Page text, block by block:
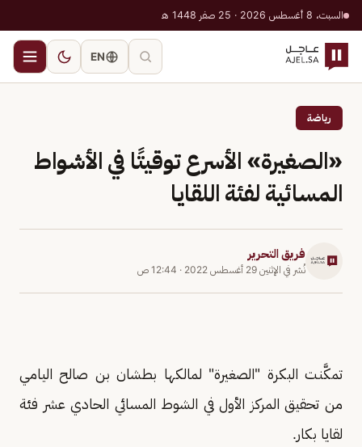
السبت، 8 أغسطس 2026 · 25 صفر 1448 هـ
EN
رياضة
«الصغيرة» الأسرع توقيتًا في الأشواط
المسائية لفئة اللقايا
فريق التحرير
نُشر في الإثنين 29 أغسطس 2022 · 12:44 ص
تمكَّنت البكرة "الصغيرة" لمالكها بطشان بن صالح اليامي
من تحقيق المركز الأول في الشوط المسائي الحادي عشر فئة
لقايا بكار.